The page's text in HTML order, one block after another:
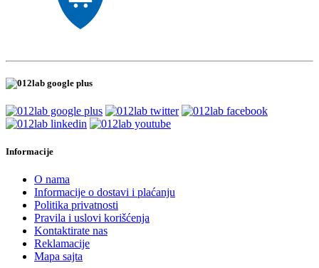
Informacije
O nama
Informacije o dostavi i plaćanju
Politika privatnosti
Pravila i uslovi korišćenja
Kontaktirate nas
Reklamacije
Mapa sajta